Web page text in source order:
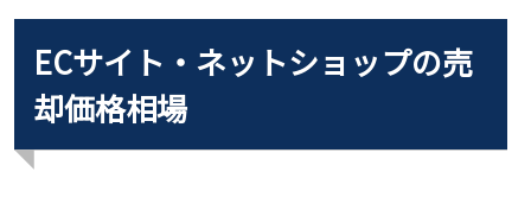
ECサイト・ネットショップの売
却価格相場